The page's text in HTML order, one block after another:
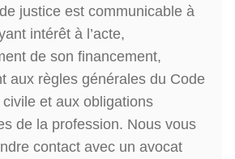
justice est communicable à
intérêt à l’acte,
de son financement,
aux règles générales du Code
et aux obligations
de la profession. Nous vous
contact avec un avocat